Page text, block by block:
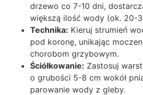
drzewo co 7-10 dni,
większą ilość wody (ok. 20-
Technika: Kieruj strumień
pod koronę, unikając
chorobom grzybowym.
Ściółkowanie: Zastosuj
o grubości 5-8 cm wokół
parowanie wody z gleby.